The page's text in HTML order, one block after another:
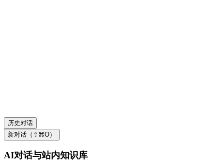
历史对话
新对话（⇧⌘O）
AI对话与站内知识库